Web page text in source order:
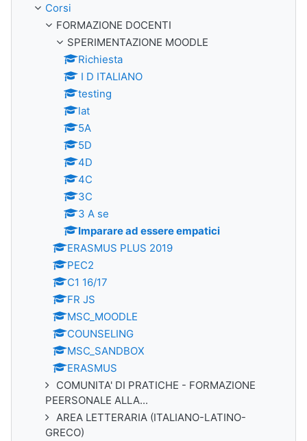
Corsi
FORMAZIONE DOCENTI
SPERIMENTAZIONE MOODLE
Richiesta
I D ITALIANO
testing
lat
5A
5D
4D
4C
3C
3 A se
Imparare ad essere empatici
ERASMUS PLUS 2019
PEC2
C1 16/17
FR JS
MSC_MOODLE
COUNSELING
MSC_SANDBOX
ERASMUS
COMUNITA' DI PRATICHE - FORMAZIONE
PEERSONALE ALLA...
AREA LETTERARIA (ITALIANO-LATINO-
GRECO)